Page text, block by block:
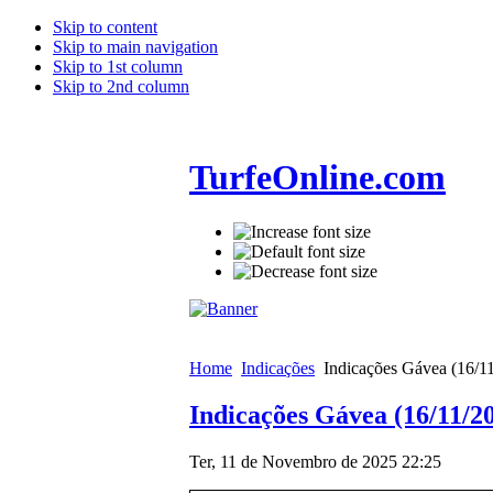
Skip to content
Skip to main navigation
Skip to 1st column
Skip to 2nd column
TurfeOnline.com
Home Indicações Indicações Gávea (16/
Indicações Gávea (16/11/
Ter, 11 de Novembro de 2025 22:25